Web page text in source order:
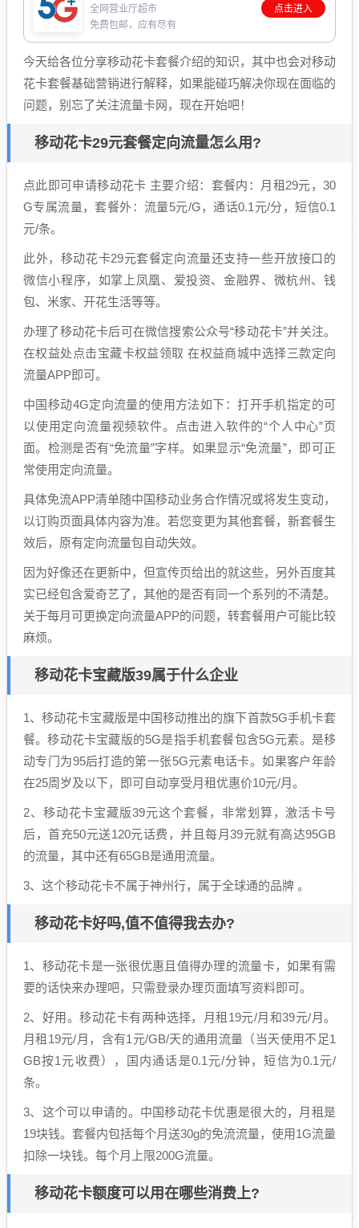
全网营业厅超市
免费包邮，应有尽有
点击进入
今天给各位分享移动花卡套餐介绍的知识，其中也会对移动
花卡套餐基础营销进行解释，如果能碰巧解决你现在面临的
问题，别忘了关注流量卡网，现在开始吧！
移动花卡29元套餐定向流量怎么用?
点此即可申请移动花卡 主要介绍：套餐内：月租29元，30
G专属流量，套餐外：流量5元/G，通话0.1元/分，短信0.1
元/条。
此外，移动花卡29元套餐定向流量还支持一些开放接口的
微信小程序，如掌上凤凰、爱投资、金融界、微杭州、钱
包、米家、开花生活等等。
办理了移动花卡后可在微信搜索公众号“移动花卡”并关注。
在权益处点击宝藏卡权益领取 在权益商城中选择三款定向
流量APP即可。
中国移动4G定向流量的使用方法如下：打开手机指定的可
以使用定向流量视频软件。点击进入软件的“个人中心”页
面。检测是否有“免流量”字样。如果显示“免流量”，即可正
常使用定向流量。
具体免流APP清单随中国移动业务合作情况或将发生变动，
以订购页面具体内容为准。若您变更为其他套餐，新套餐生
效后，原有定向流量包自动失效。
因为好像还在更新中，但宣传页给出的就这些，另外百度其
实已经包含爱奇艺了，其他的是否有同一个系列的不清楚。
关于每月可更换定向流量APP的问题，转套餐用户可能比较
麻烦。
移动花卡宝藏版39属于什么企业
1、移动花卡宝藏版是中国移动推出的旗下首款5G手机卡套
餐。移动花卡宝藏版的5G是指手机套餐包含5G元素。是移
动专门为95后打造的第一张5G元素电话卡。如果客户年龄
在25周岁及以下，即可自动享受月租优惠价10元/月。
2、移动花卡宝藏版39元这个套餐，非常划算，激活卡号
后，首充50元送120元话费，并且每月39元就有高达95GB
的流量，其中还有65GB是通用流量。
3、这个移动花卡不属于神州行，属于全球通的品牌 。
移动花卡好吗,值不值得我去办?
1、移动花卡是一张很优惠且值得办理的流量卡，如果有需
要的话快来办理吧，只需登录办理页面填写资料即可。
2、好用。移动花卡有两种选择，月租19元/月和39元/月。
月租19元/月，含有1元/GB/天的通用流量（当天使用不足1
GB按1元收费），国内通话是0.1元/分钟，短信为0.1元/
条。
3、这个可以申请的。中国移动花卡优惠是很大的，月租是
19块钱。套餐内包括每个月送30g的免流流量，使用1G流量
扣除一块钱。每个月上限200G流量。
移动花卡额度可以用在哪些消费上?